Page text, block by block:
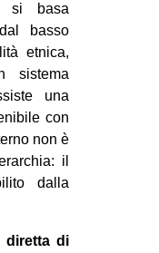
si basa
basso
etnica,
sistema
una
con
non è
il
dalla
diretta di